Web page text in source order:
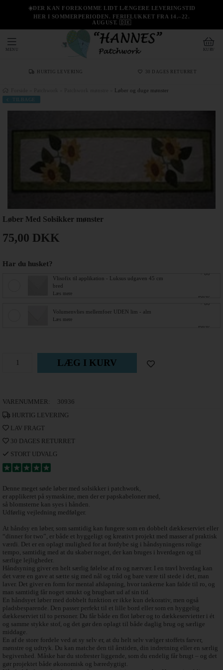
☀️DER KAN FOREKOMME LIDT LÆNGERE LEVERINGSTID
HER I SOMMERPERIODEN. FERIELUKKET FRA 14.–22.
AUGUST. 🇩🇰
KURV
MENU
HURTIG LEVERING 30 DAGES RETURRET
Løber og duge mønster
TILBAGE
Løber Med Solsikker mønster
75,00 DKK
Har du husket?
Vlisofix til applikation - Luksus udgaven 45 cm
bred
Læs mere
+ 60
DKK
Volumenvlies mellemfoer UDEN lim - alm
Læs mere
+ 60
DKK
LÆG I KURV
VARENUMMER:
30936
HURTIG LEVERING
LAV FRAGT
30 DAGES RETURRET
STORT UDVALG
Denne meget søde løber med solsikker i patchwork,
er applikeret på symaskine, men der er papskabeloner med,
så blomsterne kan syes i hånden.
Udførlig vejledning medfølger.
At håndsy en løber, som samtidig kan fungere som en dobbelt dækkeserviet eller
“dinner for two”, er både et hyggeligt og kreativt projekt med masser af praktisk
værdi. Det er en oplagt mulighed for at fordybe sig i håndsyningens rolige
tempo, samtidig med at du skaber noget, der kan bruges i hverdagen og til
særlige lejligheder.
Håndsyning giver en helt særlig følelse af ro og nærvær. I en travl hverdag kan
det være en gave at sætte sig med nål og tråd og bare være til stede i det, man
laver. Det giver en form for mental afslapning, hvor tankerne kan falde til ro, og
man samtidig får noget smukt og brugbart ud af sin tid.
En håndsyet løber med dobbelt funktion er ikke kun dekorativ, men også
pladsbesparende. Den passer perfekt til et lille bord eller som en hyggelig
dækkeserviet til to personer. Du får både en flot løber og to dækkeservietter i ét
og samme stykke stof, og det gør den oplagt til både daglig brug og særlige
middage.
En af de store fordele ved at sy selv er, at du helt selv vælger stoffets farver,
mønstre og udtryk. Du kan matche den til årstiden, din indretning eller en særlig
begivenhed. Måske har du stofrester liggende, som du endelig får brugt – og det
gør projektet både økonomisk og bæredygtigt.